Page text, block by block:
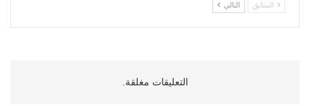
السابق التالي
التعليقات مغلقة.